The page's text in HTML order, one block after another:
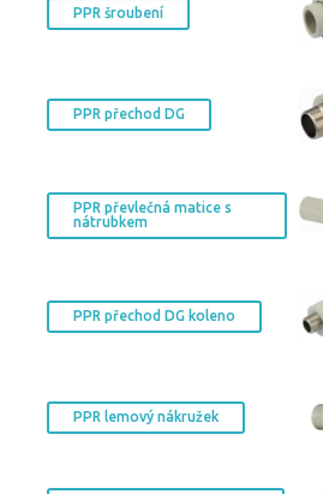
PPR šroubení
PPR přechod DG
PPR převlečná matice s
nátrubkem
PPR přechod DG koleno
PPR lemový nákružek